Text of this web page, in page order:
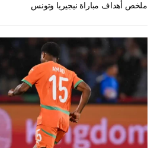
ملخص أهداف مباراة نيجيريا وتونس